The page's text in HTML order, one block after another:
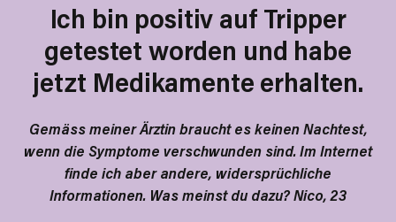
Ich bin positiv auf Tripper
getestet worden und habe
jetzt Medikamente erhalten.
Gemäss meiner Ärztin braucht es keinen Nachtest,
wenn die Symptome verschwunden sind. Im Internet
finde ich aber andere, widersprüchliche
Informationen. Was meinst du dazu? Nico, 23